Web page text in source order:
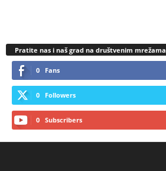
Pratite nas i naš grad na društvenim mrežama
0 Fans
0 Followers
0 Subscribers